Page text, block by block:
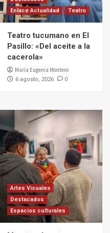
Enlace Actualidad
Teatro
Teatro tucumano en El
Pasillo: «Del aceite a la
cacerola»
Maria Eugenia Montero
6 agosto, 2026 0
Artes Visuales
Destacados
Espacios culturales